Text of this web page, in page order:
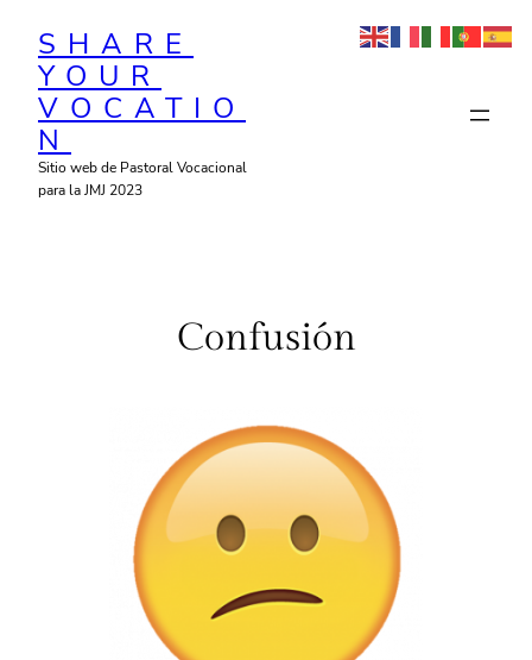
contenido
SHARE
YOUR
VOCATIO
N
Sitio web de Pastoral Vocacional
para la JMJ 2023
Confusión